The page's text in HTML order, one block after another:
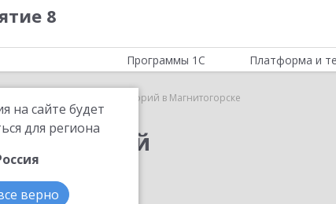
8
на сайте будет
для региона
верно
Программы 1С Платформа и
1С:Лекторий в Магнитогорске